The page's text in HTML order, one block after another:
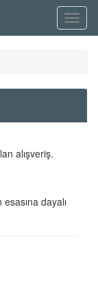
Menü
alışveriş.
esasına dayalı